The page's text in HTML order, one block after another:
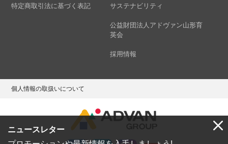
ニュースレター
特定商取引法に基づく表記 サステナビリティ
公益財団法人アドヴァン山形育
英会
採用情報
個人情報の取扱いについて